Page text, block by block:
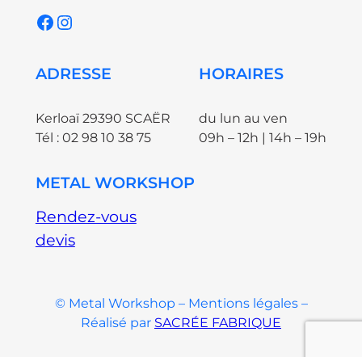
Facebook Instagram
ADRESSE
Kerloaï 29390 SCAËR
Tél : 02 98 10 38 75
HORAIRES
du lun au ven
09h – 12h | 14h – 19h
METAL WORKSHOP
Rendez-vous
devis
© Metal Workshop – Mentions légales –
Réalisé par SACRÉE FABRIQUE